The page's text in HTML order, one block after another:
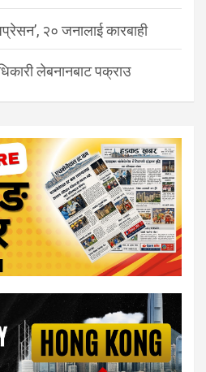
२० जनालाई कारबाही
लेबनानबाट पक्राउ